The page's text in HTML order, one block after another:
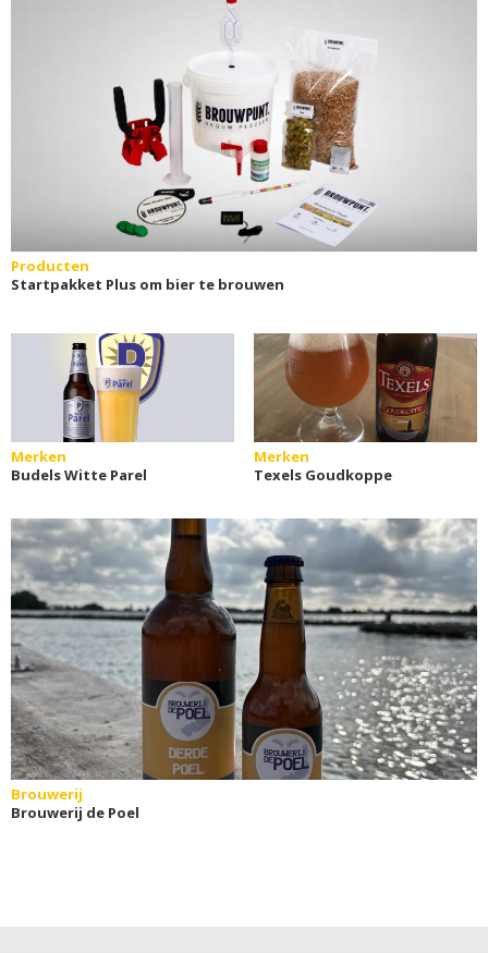
Producten
Startpakket Plus om bier te brouwen
Merken
Budels Witte Parel
Merken
Texels Goudkoppe
Brouwerij
Brouwerij de Poel